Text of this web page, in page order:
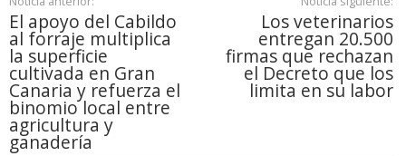
El apoyo del Cabildo
al forraje multiplica
la superficie
cultivada en Gran
Canaria y refuerza el
binomio local entre
agricultura y
ganadería
Los veterinarios
entregan 20.500
firmas que rechazan
el Decreto que los
limita en su labor